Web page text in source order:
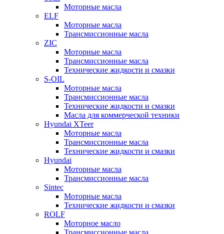
Моторные масла
ELF
Моторные масла
Трансмиссионные масла
ZIC
Моторные масла
Трансмиссионные масла
Технические жидкости и смазки
S-OIL
Моторные масла
Трансмиссионные масла
Технические жидкости и смазки
Масла для коммерческой техники
Hyundai XTeer
Моторные масла
Трансмиссионные масла
Технические жидкости и смазки
Hyundai
Моторные масла
Трансмиссионные масла
Sintec
Моторные масла
Технические жидкости и смазки
ROLF
Моторное масло